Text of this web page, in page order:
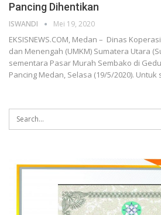
Pancing Dihentikan
ISWANDI Mei 19, 2020
EKSISNEWS.COM, Medan – Dinas
dan Menengah (UMKM) Sumatera Utara
sementara Pasar Murah Sembako di
Pancing Medan, Selasa (19/5/2020).